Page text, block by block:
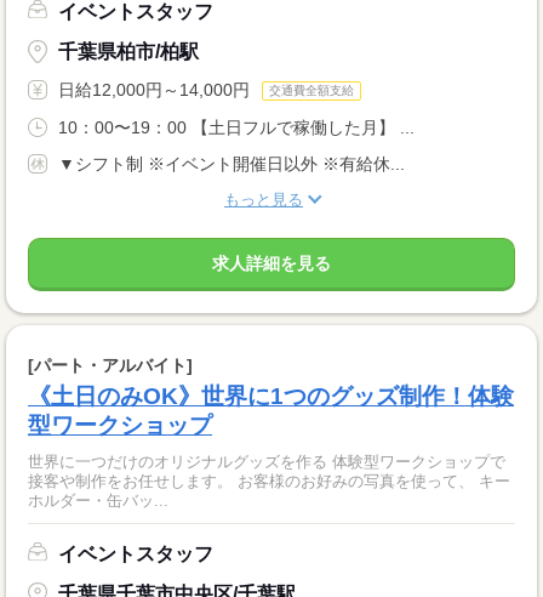
イベントスタッフ
千葉県柏市/柏駅
日給12,000円～14,000円 交通費全額支給
10：00〜19：00 【土日フルで稼働した月】 ...
▼シフト制 ※イベント開催日以外 ※有給休...
もっと見る
求人詳細を見る
[パート・アルバイト]
《土日のみOK》世界に1つのグッズ制作！体験
型ワークショップ
世界に一つだけのオリジナルグッズを作る 体験型ワークショップで
接客や制作をお任せします。 お客様のお好みの写真を使って、 キー
ホルダー・缶バッ...
イベントスタッフ